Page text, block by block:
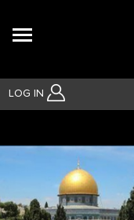
LOG IN
بحث متقدم